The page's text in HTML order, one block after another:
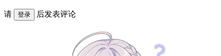
请 登录 后发表评论